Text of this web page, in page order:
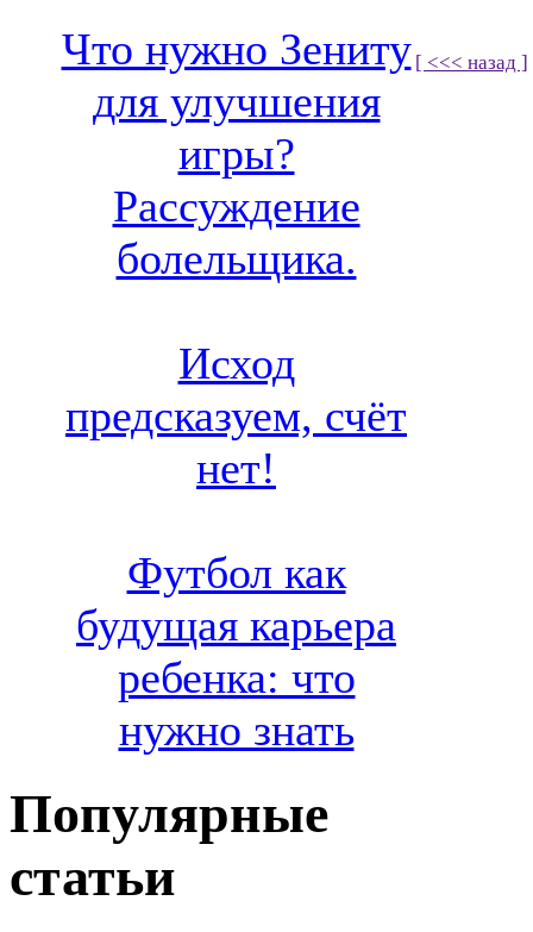
Что нужно Зениту
для улучшения
игры?
Рассуждение
болельщика.
Исход
предсказуем, счёт
нет!
Футбол как
будущая карьера
ребенка: что
нужно знать
Популярные
статьи
[ <<< назад ]